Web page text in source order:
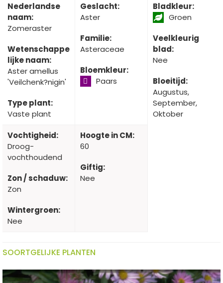
Nederlandse
naam:
Zomeraster
Wetenschappe
lijke naam:
Aster amellus
'Veilchenk?nigin'
Type plant:
Vaste plant
Geslacht:
Aster
Familie:
Asteraceae
Bloemkleur:
Paars
Bladkleur:
Groen
Veelkleurig
blad:
Nee
Bloeitijd:
Augustus,
September,
Oktober
Vochtigheid:
Droog-
vochthoudend
Zon / schaduw:
Zon
Wintergroen:
Nee
Hoogte in CM:
60
Giftig:
Nee
SOORTGELIJKE PLANTEN